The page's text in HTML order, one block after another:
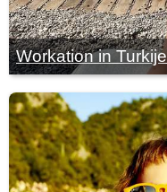
Workation in Turkije